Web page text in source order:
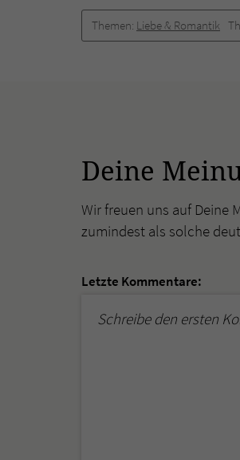
Themen: Liebe & Romantik
Deine
Wir freuen uns auf Deine
zumindest als solche
Letzte Kommentare:
Schreibe den ersten